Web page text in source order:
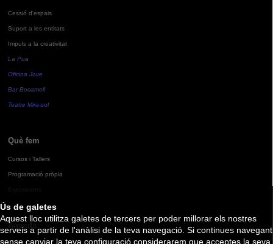
Ús de galetes
Aquest lloc utilitza galetes de tercers per poder millorar els nostres
serveis a partir de l'anàlisi de la teva navegació. Si continues navegant
sense canviar la teva configuració considerarem que acceptes la seva
Cessió d'espais
Suport a les entitats
Impuls a la creativitat
La Pua
Oficina Jove
Bar Bocamoll
Teatre Mira-sol
Què fem
Cursos i Tallers
Programació pròpia
Agenda